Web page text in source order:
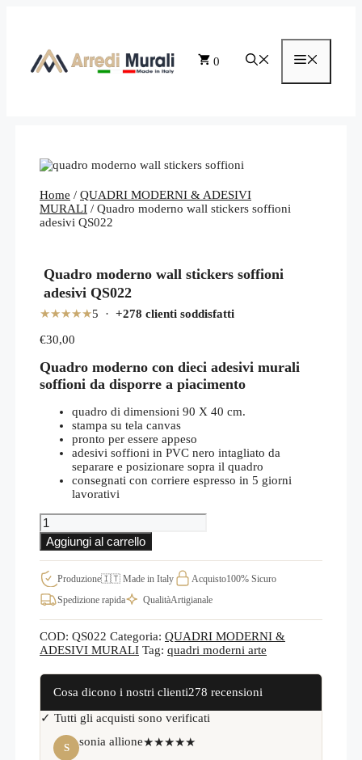
0
Home / QUADRI MODERNI & ADESIVI
MURALI / Quadro moderno wall stickers soffioni
adesivi QS022
Quadro moderno wall stickers soffioni
adesivi QS022
★★★★★5 · +278 clienti soddisfatti
€30,00
Quadro moderno con dieci adesivi murali
soffioni da disporre a piacimento
quadro di dimensioni 90 X 40 cm.
stampa su tela canvas
pronto per essere appeso
adesivi soffioni in PVC nero intagliato da
separare e posizionare sopra il quadro
consegnati con corriere espresso in 5 giorni
lavorativi
Quadro
moderno
wall
stickers
soffioni
adesivi
QS022
Aggiungi al carrello
Produzione🇮🇹 Made in Italy Acquisto100% Sicuro
Spedizione rapida
QualitàArtigianale
COD: QS022 Categoria: QUADRI MODERNI &
ADESIVI MURALI Tag: quadri moderni arte
Cosa dicono i nostri clienti278 recensioni
✓ Tutti gli acquisti sono verificati
S sonia allione★★★★★